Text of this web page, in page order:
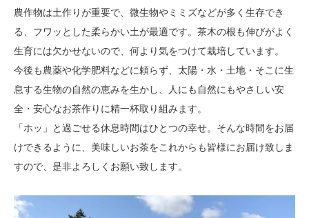
農作物は土作りが重要で、微生物やミミズなどが多く生存でき
る、フワッとした柔らかい土が最適です。茶木の根も伸びがよく
生育には欠かせないので、何より気をつけて栽培しています。
今後も農薬や化学肥料などに頼らず、太陽・水・土地・そこに生
息する生物の自然の恵みを生かし、人にも自然にもやさしい安
全・安心なお茶作りに精一杯取り組みます。
「ホッ」と過ごせる休息時間はひとつの幸せ。そんな時間をお届
けできるように、美味しいお茶をこれからも皆様にお届け致しま
すので、是非よろしくお願い致します。